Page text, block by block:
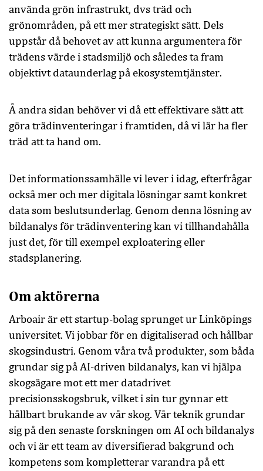
använda grön infrastrukt, dvs träd och
grönområden, på ett mer strategiskt sätt. Dels
uppstår då behovet av att kunna argumentera för
trädens värde i stadsmiljö och således ta fram
objektivt dataunderlag på ekosystemtjänster.
Å andra sidan behöver vi då ett effektivare sätt att
göra trädinventeringar i framtiden, då vi lär ha fler
träd att ta hand om.
Det informationssamhälle vi lever i idag, efterfrågar
också mer och mer digitala lösningar samt konkret
data som beslutsunderlag. Genom denna lösning av
bildanalys för trädinventering kan vi tillhandahålla
just det, för till exempel exploatering eller
stadsplanering.
Om aktörerna
Arboair är ett startup-bolag sprunget ur Linköpings
universitet. Vi jobbar för en digitaliserad och hållbar
skogsindustri. Genom våra två produkter, som båda
grundar sig på AI-driven bildanalys, kan vi hjälpa
skogsägare mot ett mer datadrivet
precisionsskogsbruk, vilket i sin tur gynnar ett
hållbart brukande av vår skog. Vår teknik grundar
sig på den senaste forskningen om AI och bildanalys
och vi är ett team av diversifierad bakgrund och
kompetens som kompletterar varandra på ett